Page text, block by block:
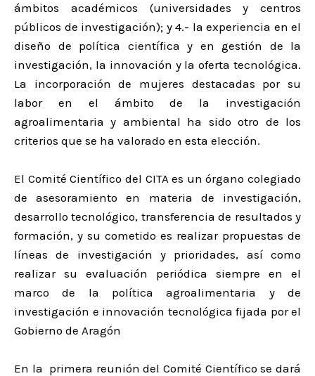
ámbitos académicos (universidades y centros
públicos de investigación); y 4.- la experiencia en el
diseño de política científica y en gestión de la
investigación, la innovación y la oferta tecnológica.
La incorporación de mujeres destacadas por su
labor en el ámbito de la investigación
agroalimentaria y ambiental ha sido otro de los
criterios que se ha valorado en esta elección.
El Comité Científico del CITA es un órgano colegiado
de asesoramiento en materia de investigación,
desarrollo tecnológico, transferencia de resultados y
formación, y su cometido es realizar propuestas de
líneas de investigación y prioridades, así como
realizar su evaluación periódica siempre en el
marco de la política agroalimentaria y de
investigación e innovación tecnológica fijada por el
Gobierno de Aragón
En la primera reunión del Comité Científico se dará